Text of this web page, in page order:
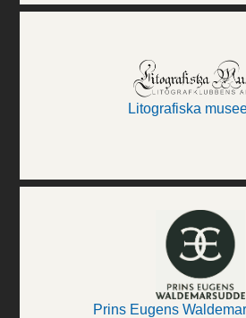
Litografiska
Prins Eugens